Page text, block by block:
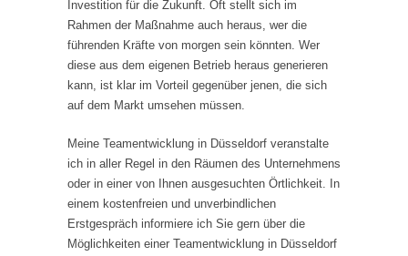
Investition für die Zukunft. Oft stellt sich im
Rahmen der Maßnahme auch heraus, wer die
führenden Kräfte von morgen sein könnten. Wer
diese aus dem eigenen Betrieb heraus generieren
kann, ist klar im Vorteil gegenüber jenen, die sich
auf dem Markt umsehen müssen.
Meine Teamentwicklung in Düsseldorf veranstalte
ich in aller Regel in den Räumen des Unternehmens
oder in einer von Ihnen ausgesuchten Örtlichkeit. In
einem kostenfreien und unverbindlichen
Erstgespräch informiere ich Sie gern über die
Möglichkeiten einer Teamentwicklung in Düsseldorf